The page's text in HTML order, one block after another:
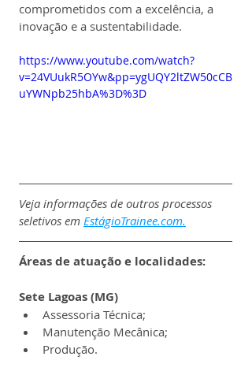
comprometidos com a excelência, a
inovação e a sustentabilidade.
https://www.youtube.com/watch?
v=24VUukR5OYw&pp=ygUQY2ltZW50cCB
uYWNpb25hbA%3D%3D
Veja informações de outros processos
seletivos em EstágioTrainee.com.
Áreas de atuação e localidades:
Sete Lagoas (MG)
Assessoria Técnica;
Manutenção Mecânica;
Produção.